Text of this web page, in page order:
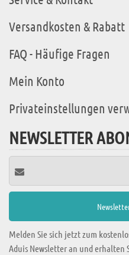
Versandkosten & Rabatt
FAQ - Häufige Fragen
Mein Konto
Privateinstellungen
NEWSLETTER
Melden Sie sich jetzt zum
Aduis Newsletter an und erhalten